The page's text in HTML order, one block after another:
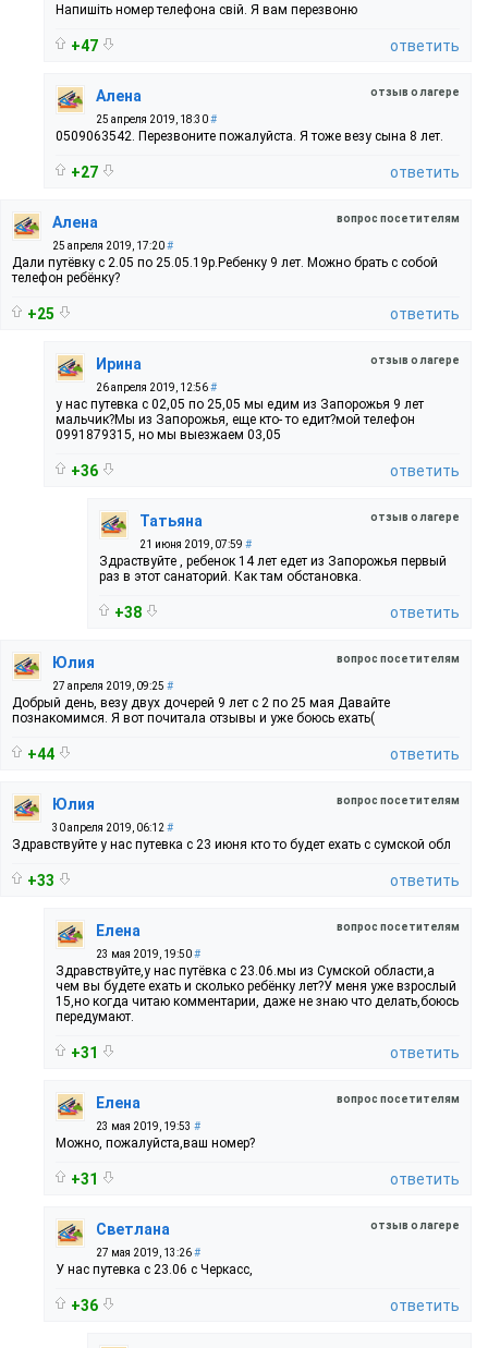
Напишіть номер телефона свій. Я вам перезвоню
+47 ответить
отзыв о лагере
Алена
25 апреля 2019, 18:30#
0509063542. Перезвоните пожалуйста. Я тоже везу сына 8 лет.
+27 ответить
вопрос посетителям
Алена
25 апреля 2019, 17:20#
Дали путёвку с 2.05 по 25.05.19р.Ребенку 9 лет. Можно брать с собой
телефон ребёнку?
+25 ответить
отзыв о лагере
Ирина
26 апреля 2019, 12:56#
у нас путевка с 02,05 по 25,05 мы едим из Запорожья 9 лет
мальчик?Мы из Запорожья, еще кто- то едит?мой телефон
0991879315, но мы выезжаем 03,05
+36 ответить
отзыв о лагере
Татьяна
21 июня 2019, 07:59 #
Здраствуйте , ребенок 14 лет едет из Запорожья первый
раз в этот санаторий. Как там обстановка.
+38 ответить
вопрос посетителям
Юлия
27 апреля 2019, 09:25 #
Добрый день, везу двух дочерей 9 лет с 2 по 25 мая Давайте
познакомимся. Я вот почитала отзывы и уже боюсь ехать(
+44 ответить
вопрос посетителям
Юлия
30 апреля 2019, 06:12 #
Здравствуйте у нас путевка с 23 июня кто то будет ехать с сумской обл
+33 ответить
вопрос посетителям
Елена
23 мая 2019, 19:50#
Здравствуйте,у нас путёвка с 23.06.мы из Сумской области,а
чем вы будете ехать и сколько ребёнку лет?У меня уже взрослый
15,но когда читаю комментарии, даже не знаю что делать,боюсь
передумают.
+31 ответить
вопрос посетителям
Елена
23 мая 2019, 19:53 #
Можно, пожалуйста,ваш номер?
+31 ответить
отзыв о лагере
Светлана
27 мая 2019, 13:26#
У нас путевка с 23.06 с Черкасс,
+36 ответить